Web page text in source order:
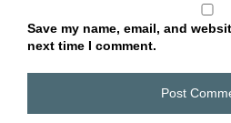
Save my name, email, and
next time I comment.